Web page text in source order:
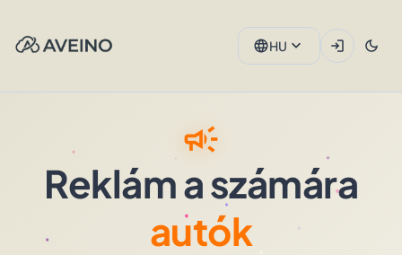
languageHU expand_more login dark_mode
campaign
Reklám a számára
autók